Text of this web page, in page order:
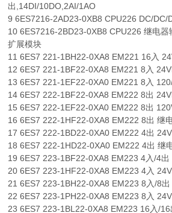
出,14DI/10DO,2AI/1AO
9 6ES7216-2AD23-0XB8 CPU226 DC/DC/
10 6ES7216-2BD23-0XB8 CPU226 继电器
扩展模块
11 6ES7 221-1BH22-0XA8 EM221 16入
12 6ES7 221-1BF22-0XA8 EM221 8入
13 6ES7 221-1EF22-0XA0 EM221 8入
14 6ES7 222-1BF22-0XA8 EM222 8出
15 6ES7 222-1EF22-0XA0 EM222 8出
16 6ES7 222-1HF22-0XA8 EM222 8出 继
17 6ES7 222-1BD22-0XA0 EM222 4出
18 6ES7 222-1HD22-0XA0 EM222 4出 继
19 6ES7 223-1BF22-0XA8 EM223 4入/4
20 6ES7 223-1HF22-0XA8 EM223 4入
21 6ES7 223-1BH22-0XA8 EM223 8入/8
22 6ES7 223-1PH22-0XA8 EM223 8入
23 6ES7 223-1BL22-0XA8 EM223 16入/